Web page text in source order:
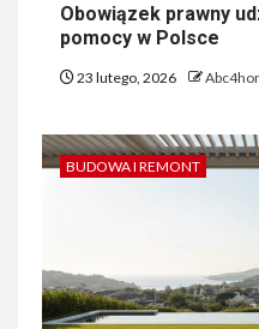
Obowiązek prawny
pomocy w Polsce
23 lutego, 2026
BUDOWA I REMONT